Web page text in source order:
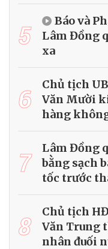
5
Báo và
Lâm Đồng
xa
6
Chủ tịch
Văn Mười
hàng
7
Lâm Đồng
bằng sạch
tốc trước
8
Chủ tịch
Văn Trung
nhân đuối